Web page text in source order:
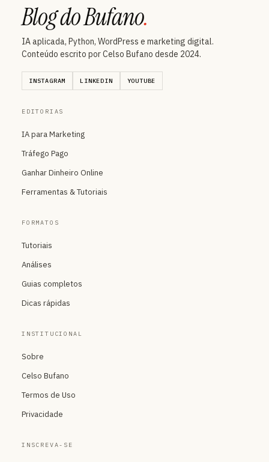
Blog do Bufano.
IA aplicada, Python, WordPress e marketing digital.
Conteúdo escrito por Celso Bufano desde 2024.
INSTAGRAM LINKEDIN YOUTUBE
EDITORIAS
IA para Marketing
Tráfego Pago
Ganhar Dinheiro Online
Ferramentas & Tutoriais
FORMATOS
Tutoriais
Análises
Guias completos
Dicas rápidas
INSTITUCIONAL
Sobre
Celso Bufano
Termos de Uso
Privacidade
INSCREVA-SE